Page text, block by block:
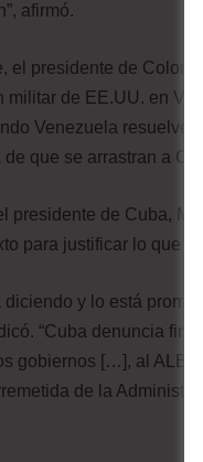
afirmó.
el presidente de
militar de EE.UU. en
Venezuela
que se arrastran a
presidente de Cuba,
para justificar lo que
diciendo y lo está
“Cuba denuncia
gobiernos […], al
de la